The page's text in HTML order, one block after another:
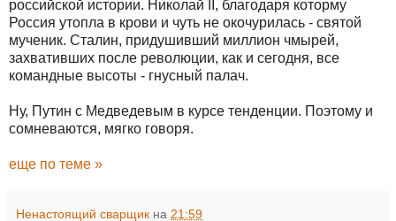
российской истории. Николай II, благодаря которму
Россия утопла в крови и чуть не окочурилась - святой
мученик. Сталин, придушивший миллион чмырей,
захвативших после революции, как и сегодня, все
командные высоты - гнусный палач.
Ну, Путин с Медведевым в курсе тенденции. Поэтому и
сомневаются, мягко говоря.
еще по теме »
Ненастоящий сварщик на 21:59